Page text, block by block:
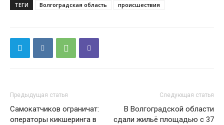
ТЕГИ Волгоградская область происшествия
Предыдущая статья
Самокатчиков ограничат:
операторы кикшеринга в
Следующая статья
В Волгоградской области
сдали жильё площадью с 37